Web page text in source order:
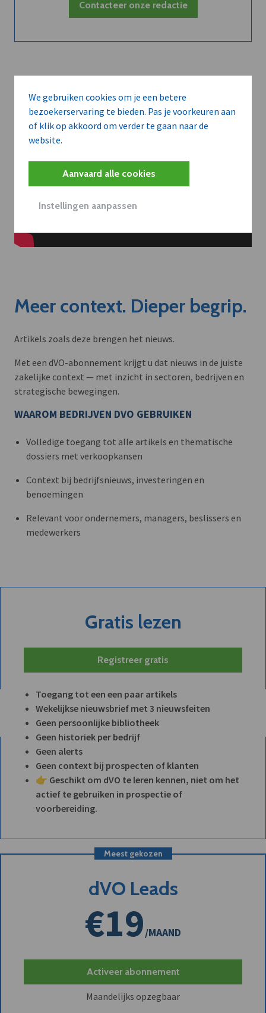
We gebruiken cookies om je een betere
bezoekerservaring te bieden. Pas je voorkeuren aan
of klik op akkoord om verder te gaan naar de
website.
Aanvaard alle cookies
Instellingen aanpassen
Contacteer onze redactie
Meer context. Dieper begrip.
Artikels zoals deze brengen het nieuws.
Met een dVO-abonnement krijgt u dat nieuws in de juiste
zakelijke context — met inzicht in sectoren, bedrijven en
strategische bewegingen.
WAAROM BEDRIJVEN DVO GEBRUIKEN
Volledige toegang tot alle artikels en thematische
dossiers met verkoopkansen
Context bij bedrijfsnieuws, investeringen en
benoemingen
Relevant voor ondernemers, managers, beslissers en
medewerkers
Gratis lezen
Registreer gratis
Toegang tot een een paar artikels
Wekelijkse nieuwsbrief met 3 nieuwsfeiten
Geen persoonlijke bibliotheek
Geen historiek per bedrijf
Geen alerts
Geen context bij prospecten of klanten
👉 Geschikt om dVO te leren kennen, niet om het
actief te gebruiken in prospectie of
voorbereiding.
Meest gekozen
dVO Leads
€19/MAAND
Activeer abonnement
Maandelijks opzegbaar